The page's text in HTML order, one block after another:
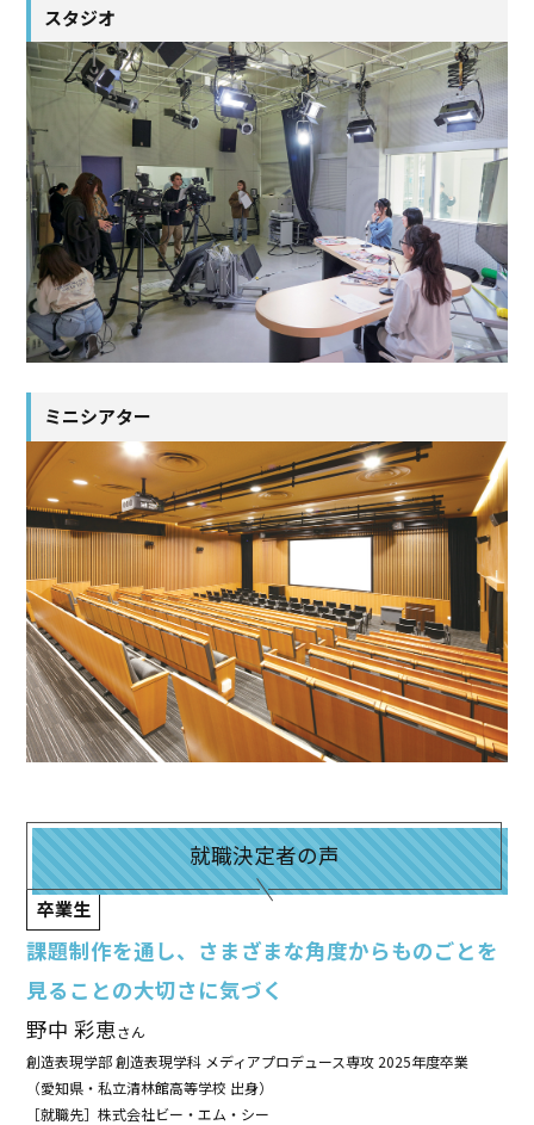
スタジオ
ミニシアター
就職決定者の声
卒業生
課題制作を通し、さまざまな角度からものごとを
見ることの大切さに気づく
野中 彩恵さん
創造表現学部 創造表現学科 メディアプロデュース専攻 2025年度卒業
（愛知県・私立清林館高等学校 出身）
［就職先］株式会社ビー・エム・シー